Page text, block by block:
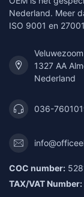
Nederland. Meer
ISO 9001 en
1327 AA
Nederland
036-
COC number:
TAX/VAT Number: